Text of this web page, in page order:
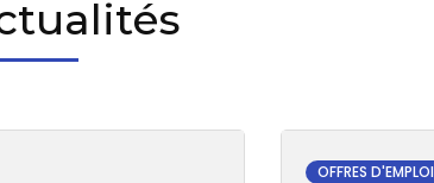
OFFRES D'EMPLOI